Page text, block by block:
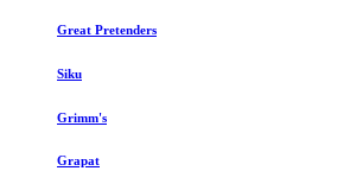
Great Pretenders
Siku
Grimm's
Grapat